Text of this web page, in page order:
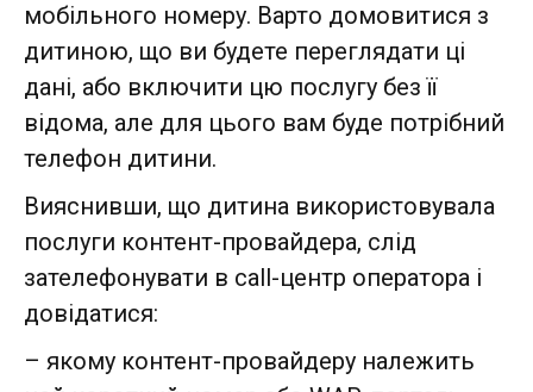
мобільного номеру. Варто домовитися з
дитиною, що ви будете переглядати ці
дані, або включити цю послугу без її
відома, але для цього вам буде потрібний
телефон дитини.
Вияснивши, що дитина використовувала
послуги контент-провайдера, слід
зателефонувати в call-центр оператора і
довідатися:
– якому контент-провайдеру належить